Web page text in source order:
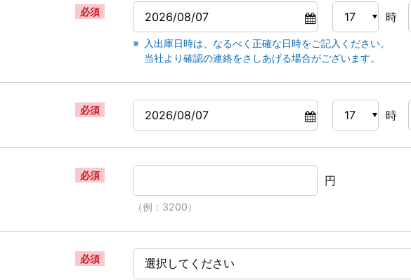
必須 時
入出庫日時は、なるべく正確な日時をご記入ください。
当社より確認の連絡をさしあげる場合がございます。
必須 時
必須 円
（例：3200）
必須